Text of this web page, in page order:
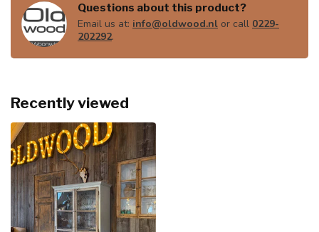
Questions about this product?
Email us at: info@oldwood.nl or call 0229-
202292.
Recently viewed